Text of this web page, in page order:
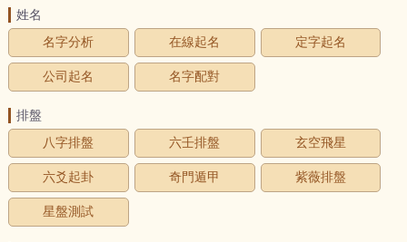
姓名
名字分析
在線起名 定字起名
公司起名 名字配對
排盤
八字排盤
六壬排盤 玄空飛星
六爻起卦 奇門遁甲 紫薇排盤
星盤測試